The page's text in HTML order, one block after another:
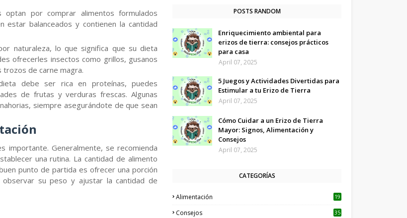
optan por comprar alimentos formulados
estar balanceados y contienen la cantidad
naturaleza, lo que significa que su dieta
ofrecerles insectos como grillos, gusanos
trozos de carne magra.
debe ser rica en proteínas, puedes
de frutas y verduras frescas. Algunas
siempre asegurándote de que sean
importante. Generalmente, se recomienda
una rutina. La cantidad de alimento
punto de partida es ofrecer una porción
observar su peso y ajustar la cantidad de
POSTS RANDOM
Enriquecimiento ambiental para
erizos de tierra: consejos prácticos
para casa
April 07, 2025
5 Juegos y Actividades Divertidas para
Estimular a tu Erizo de Tierra
April 07, 2025
Cómo Cuidar a un Erizo de Tierra
Mayor: Signos, Alimentación y
Consejos
April 07, 2025
CATEGORÍAS
Alimentación 19
Consejos 35